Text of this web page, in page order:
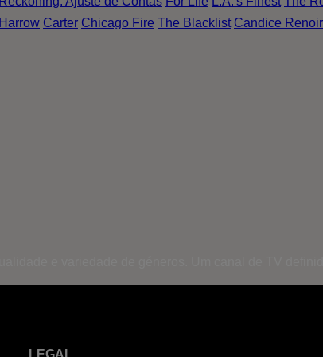
Harrow Carter Chicago Fire The Blacklist Candice Renoir
LEGAL